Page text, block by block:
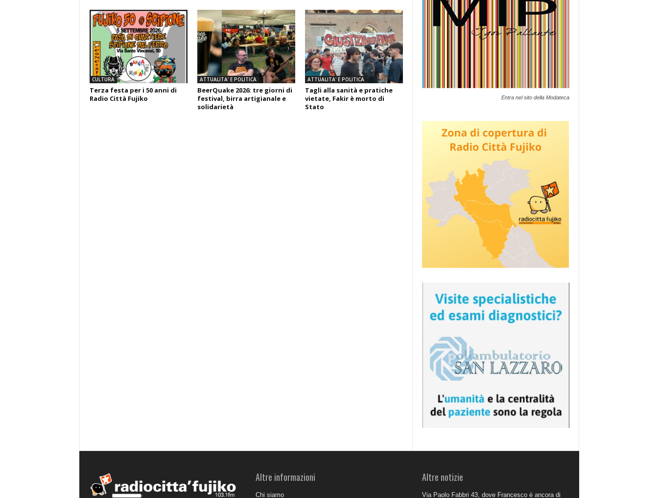
CULTURA
Terza festa per i 50 anni di
Radio Città Fujiko
ATTUALITA' E POLITICA
BeerQuake 2026: tre giorni di
festival, birra artigianale e
solidarietà
ATTUALITA' E POLITICA
Tagli alla sanità e pratiche
vietate, Fakir è morto di
Stato
Entra nel sito della Modateca
Altre informazioni
Chi siamo
Altre notizie
Via Paolo Fabbri 43, dove Francesco è ancora di